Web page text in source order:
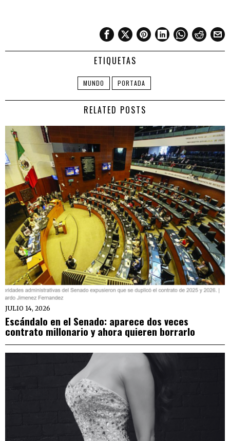
ETIQUETAS
MUNDO PORTADA
RELATED POSTS
JULIO 14, 2026
Escándalo en el Senado: aparece dos veces
contrato millonario y ahora quieren borrarlo